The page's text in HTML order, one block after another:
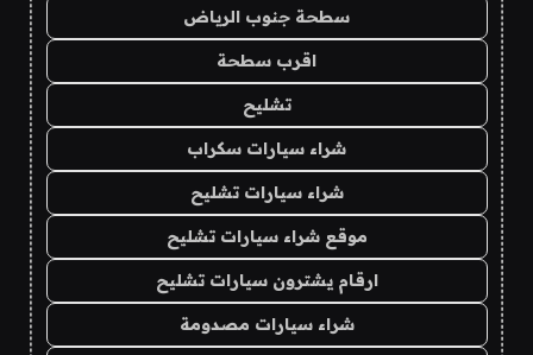
سطحة جنوب الرياض
اقرب سطحة
تشليح
شراء سيارات سكراب
شراء سيارات تشليح
موقع شراء سيارات تشليح
ارقام يشترون سيارات تشليح
شراء سيارات مصدومة